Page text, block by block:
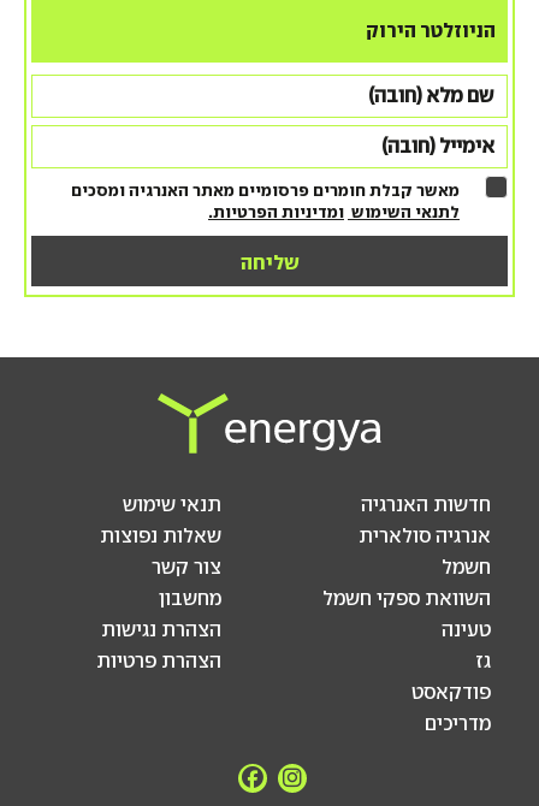
הניוזלטר הירוק
מאשר קבלת חומרים פרסומיים מאתר האנרגיה ומסכים
לתנאי השימוש ומדיניות הפרטיות.
חדשות האנרגיה
אנרגיה סולארית
חשמל
השוואת ספקי חשמל
טעינה
גז
פודקאסט
מדריכים
תנאי שימוש
שאלות נפוצות
צור קשר
מחשבון
הצהרת נגישות
הצהרת פרטיות